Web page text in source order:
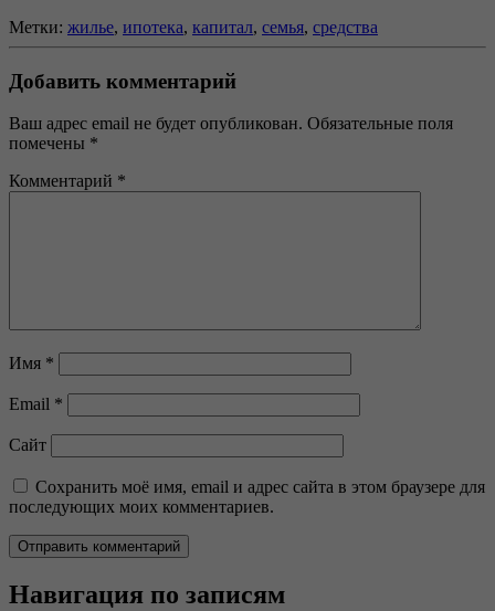
Метки: жилье, ипотека, капитал, семья, средства
Добавить комментарий
Ваш адрес email не будет опубликован. Обязательные поля
помечены *
Комментарий *
Имя *
Email *
Сайт
Сохранить моё имя, email и адрес сайта в этом браузере для
последующих моих комментариев.
Навигация по записям